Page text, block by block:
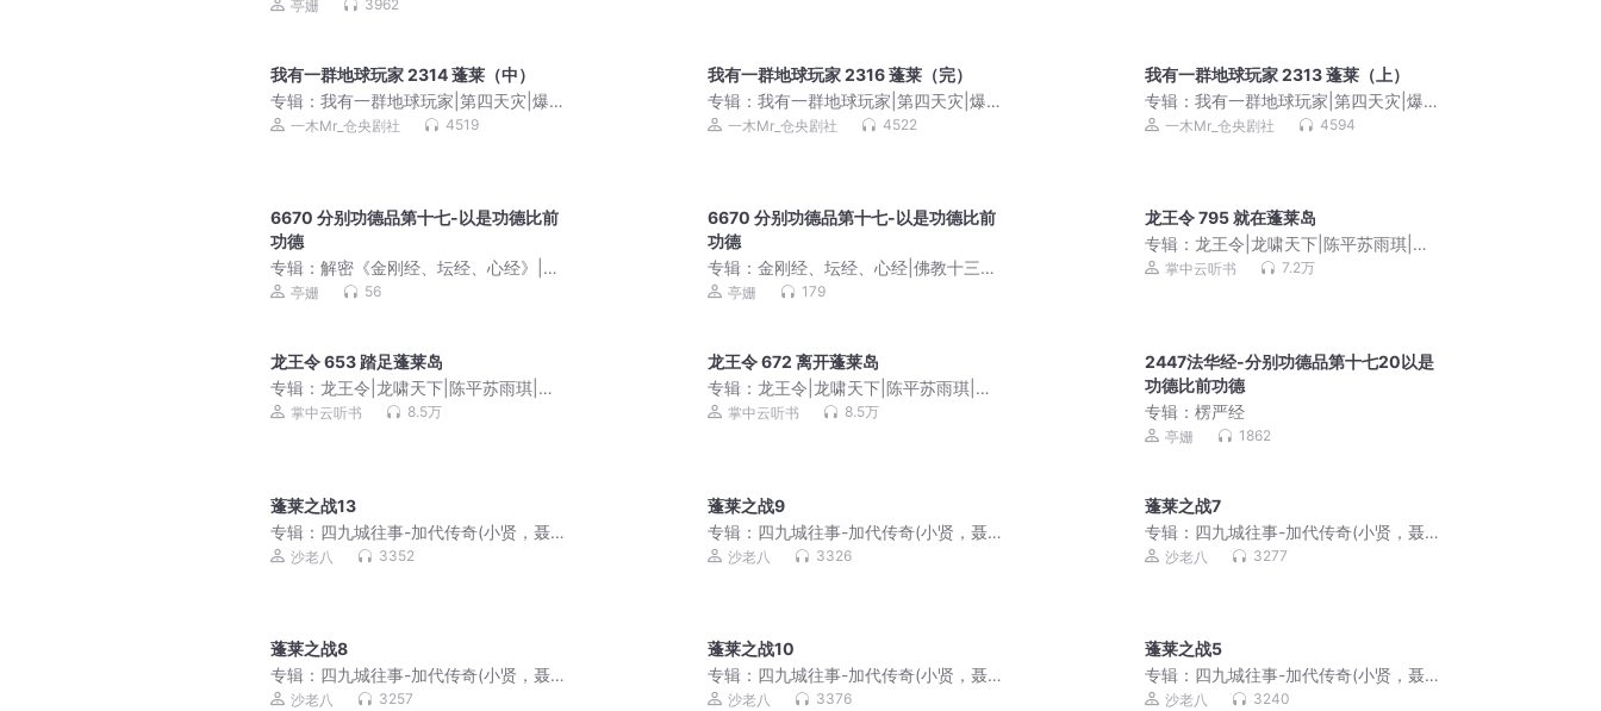
亭姗 3962
我有一群地球玩家 2314 蓬莱（中）
专辑： 我有一群地球玩家|第四天灾|爆笑
幕后流|VIP免费|多人有声剧
一木Mr_仓央剧社 4519
我有一群地球玩家 2316 蓬莱（完）
专辑：我有一群地球玩家|第四天灾|爆笑
幕后流|VIP免费|多人有声剧
一木Mr_仓央剧社 4522
我有一群地球玩家 2313 蓬莱（上）
专辑：我有一群地球玩家|第四天灾|爆笑
幕后流|VIP免费|多人有声剧
一木Mr_仓央剧社 4594
6670 分别功德品第十七-以是功德比前
功德
专辑： 解密《金刚经、坛经、心经》|佛
教十三经
亭姗 56
6670 分别功德品第十七-以是功德比前
功德
专辑：金刚经、坛经、心经|佛教十三经|
重点词语解读
亭姗 179
龙王令 795 就在蓬莱岛
专辑：龙王令|龙啸天下|陈平苏雨琪|韩
三千狱帝 会员免费
掌中云听书 7.2万
龙王令 653 踏足蓬莱岛
专辑： 龙王令|龙啸天下|陈平苏雨琪|韩
三千狱帝 会员免费
掌中云听书 8.5万
龙王令 672 离开蓬莱岛
专辑：龙王令|龙啸天下|陈平苏雨琪|韩
三千狱帝 会员免费
掌中云听书 8.5万
2447法华经-分别功德品第十七20以是
功德比前功德
专辑：楞严经
亭姗 1862
蓬莱之战13
专辑： 四九城往事-加代传奇(小贤，聂
磊，李正光，梁旭东)
沙老八 3352
蓬莱之战9
专辑： 四九城往事-加代传奇(小贤，聂
磊，李正光，梁旭东)
沙老八 3326
蓬莱之战7
专辑： 四九城往事-加代传奇(小贤，聂
磊，李正光，梁旭东)
沙老八 3277
蓬莱之战8
专辑： 四九城往事-加代传奇(小贤，聂
磊，李正光，梁旭东)
沙老八 3257
蓬莱之战10
专辑： 四九城往事-加代传奇(小贤，聂
磊，李正光，梁旭东)
沙老八 3376
蓬莱之战5
专辑： 四九城往事-加代传奇(小贤，聂
磊，李正光，梁旭东)
沙老八 3240